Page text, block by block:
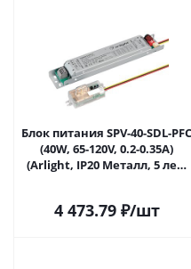
Блок питания SPV-40-SDL-PFC
(40W, 65-120V, 0.2-0.35A)
(Arlight, IP20 Металл, 5 лет)
4 473.79₽/шт